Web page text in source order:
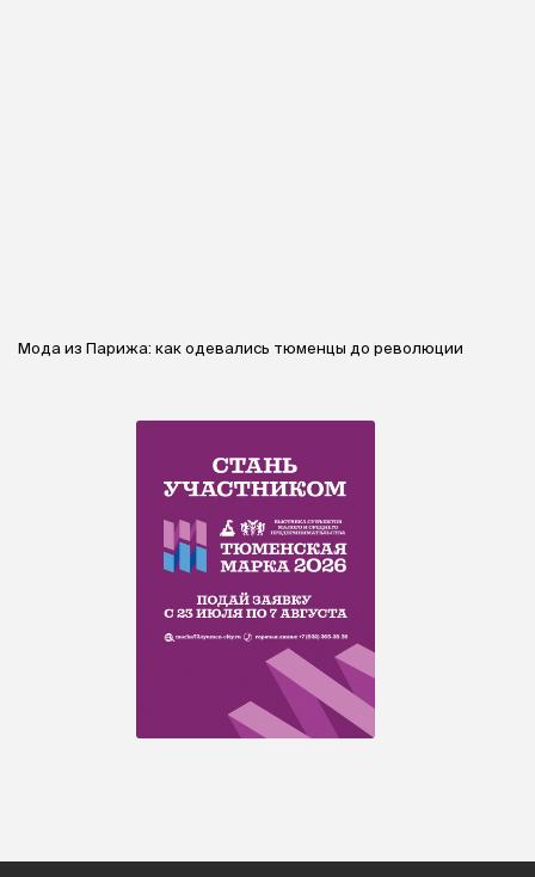
Мода из Парижа: как одевались тюменцы до революции